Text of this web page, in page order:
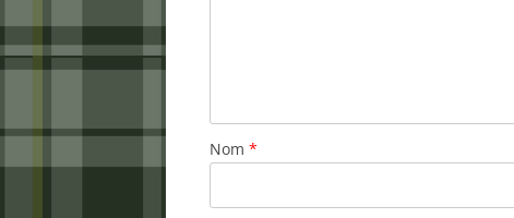
Nom *